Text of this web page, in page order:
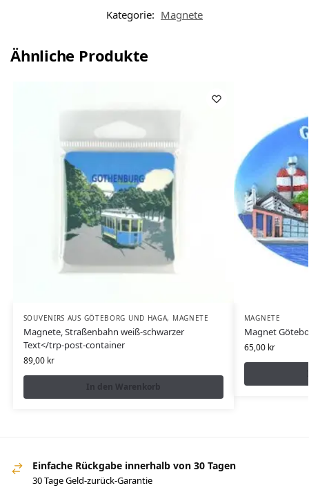
Kategorie: Magnete
Ähnliche Produkte
SOUVENIRS AUS GÖTEBORG UND HAGA, MAGNETE
Magnete, Straßenbahn weiß-schwarzer
Text</trp-post-container
89,00 kr
In den Warenkorb
MAGNETE
Magnet
65,00 kr
Einfache Rückgabe innerhalb von 30 Tagen
30 Tage Geld-zurück-Garantie